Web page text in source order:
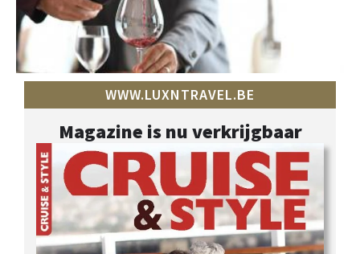
WWW.LUXNTRAVEL.BE
Magazine is nu verkrijgbaar